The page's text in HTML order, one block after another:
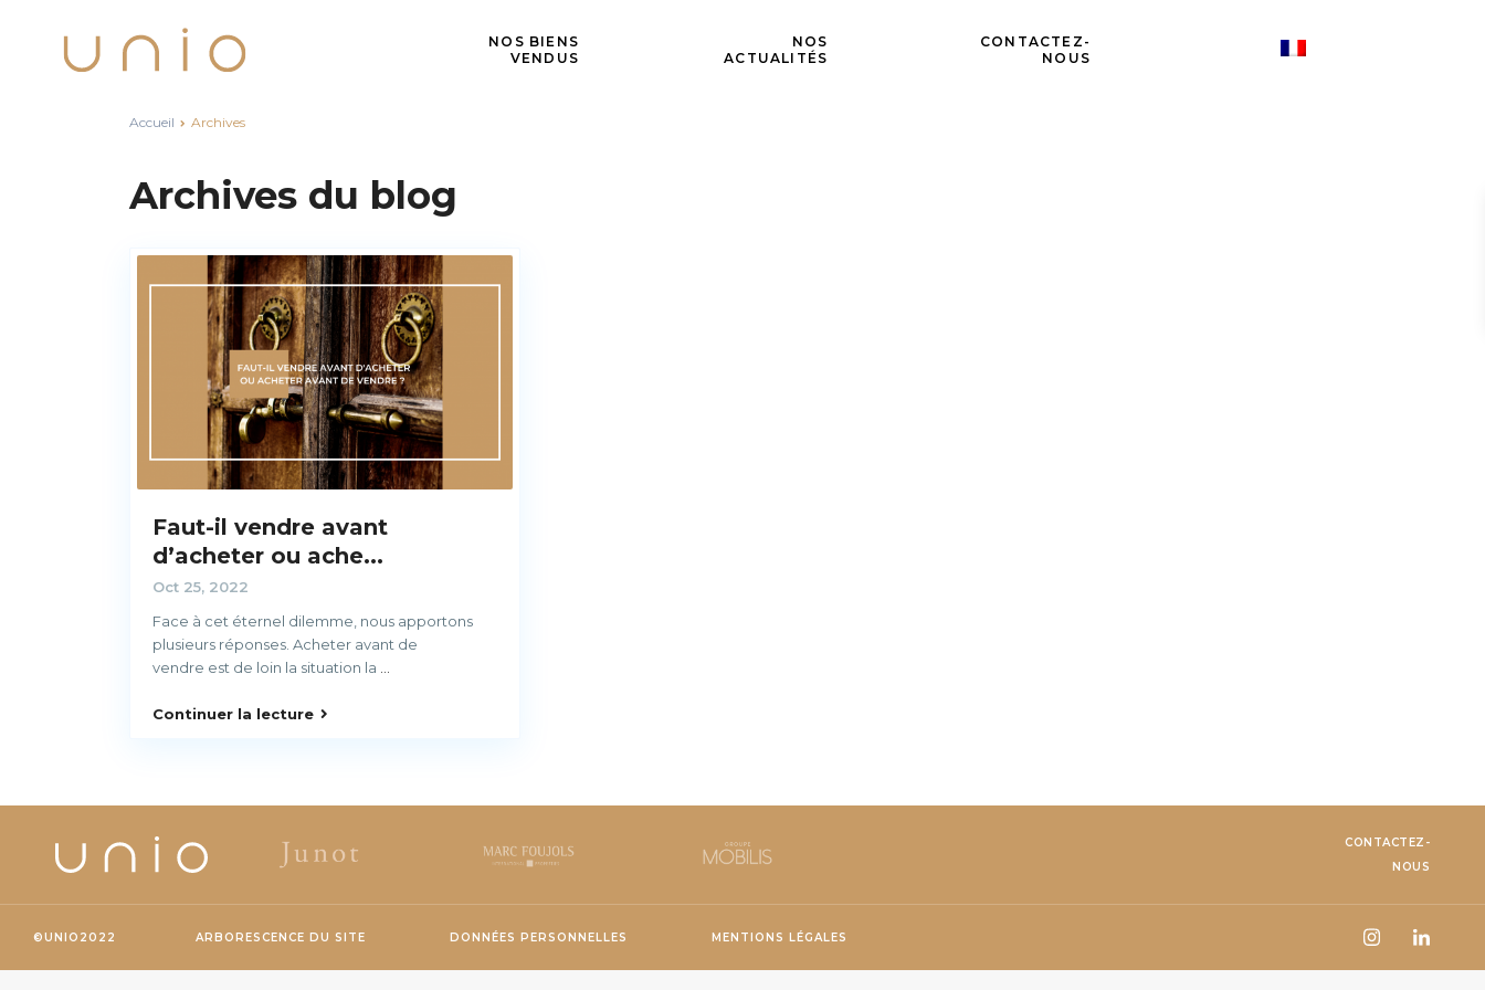
NOS BIENS
VENDUS
NOS
ACTUALITÉS
CONTACTEZ-
NOUS
Accueil Archives
Archives du blog
Faut-il vendre avant
d’acheter ou ache...
Oct 25, 2022
Face à cet éternel dilemme, nous apportons
plusieurs réponses. Acheter avant de
vendre est de loin la situation la ...
Continuer la lecture
CONTACTEZ-
NOUS
©UNIO2022 ARBORESCENCE DU SITE DONNÉES PERSONNELLES MENTIONS LÉGALES